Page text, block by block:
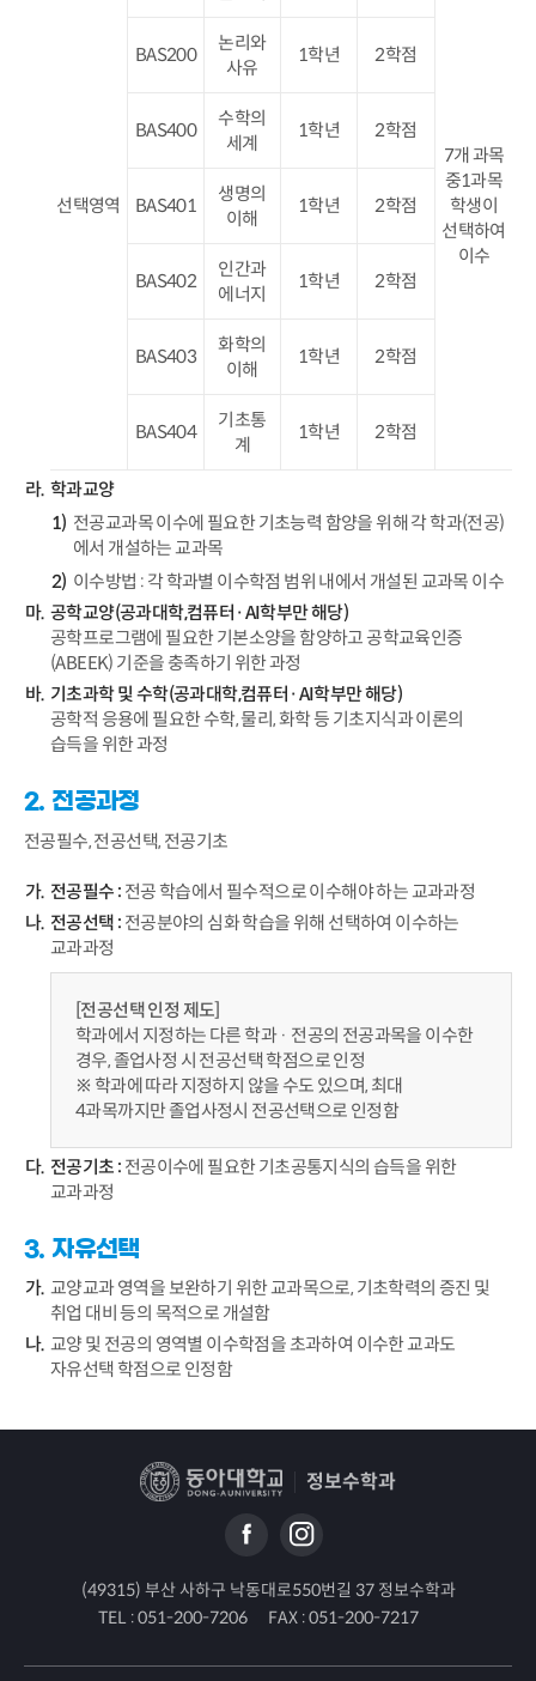
선택영역
7개 과목
중1과목
학생이
선택하여
이수
BAS200
논리와
사유
1학년 2학점
BAS400
수학의
세계
1학년 2학점
BAS401
생명의
이해
1학년 2학점
BAS402
인간과
에너지
1학년 2학점
BAS403
화학의
이해
1학년 2학점
BAS404
기초통
계
1학년 2학점
학과교양
전공교과목 이수에 필요한 기초능력 함양을 위해 각 학과(전공)
에서 개설하는 교과목
이수방법 : 각 학과별 이수학점 범위 내에서 개설된 교과목 이수
공학교양(공과대학,컴퓨터·AI학부만 해당)
공학프로그램에 필요한 기본소양을 함양하고 공학교육인증
(ABEEK) 기준을 충족하기 위한 과정
기초과학 및 수학(공과대학,컴퓨터·AI학부만 해당)
공학적 응용에 필요한 수학, 물리, 화학 등 기초지식과 이론의
습득을 위한 과정
2. 전공과정
전공필수, 전공선택, 전공기초
전공필수 : 전공 학습에서 필수적으로 이수해야 하는 교과과정
전공선택 : 전공분야의 심화 학습을 위해 선택하여 이수하는
교과과정
[전공선택 인정 제도]
학과에서 지정하는 다른 학과 · 전공의 전공과목을 이수한
경우, 졸업사정 시 전공선택 학점으로 인정
※ 학과에 따라 지정하지 않을 수도 있으며, 최대
4과목까지만 졸업사정시 전공선택으로 인정함
전공기초 : 전공이수에 필요한 기초공통지식의 습득을 위한
교과과정
3. 자유선택
교양교과 영역을 보완하기 위한 교과목으로, 기초학력의 증진 및
취업 대비 등의 목적으로 개설함
교양 및 전공의 영역별 이수학점을 초과하여 이수한 교과도
자유선택 학점으로 인정함
정보수학과
(49315) 부산 사하구 낙동대로550번길 37 정보수학과
TEL :051-200-7206 FAX :051-200-7217